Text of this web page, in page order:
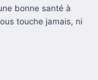
bonne santé à
touche jamais, ni